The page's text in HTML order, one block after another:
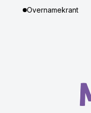
Overnamekrant